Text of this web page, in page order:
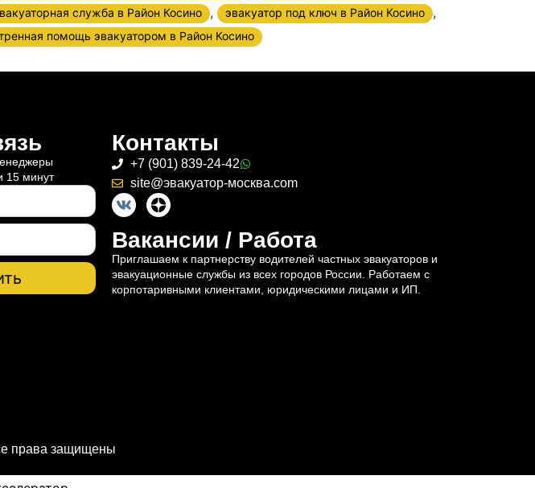
служба в Район Косино , эвакуатор под ключ в Район Косино ,
помощь эвакуатором в Район Косино
15 минут
Контакты
+7 (901) 839-24-42
site@эвакуатор-москва.com
Вакансии / Работа
Приглашаем к партнерству водителей частных эвакуаторов и
эвакуационные службы из всех городов России. Работаем с
корпотаривными клиентами, юридическими лицами и ИП.
права защищены